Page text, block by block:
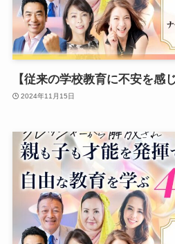
【従来の学校教育に不安を感
2024年11月15日